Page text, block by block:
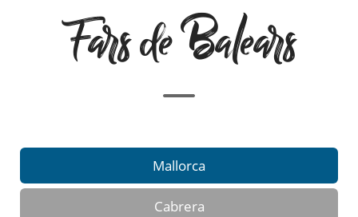
Fars de Balears
Mallorca
Cabrera